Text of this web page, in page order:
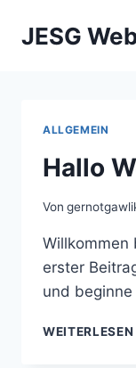
InhaltJESG
ALLGEMEIN
Hallo
Von
Willkommen
erster
und
WEITERLESEN